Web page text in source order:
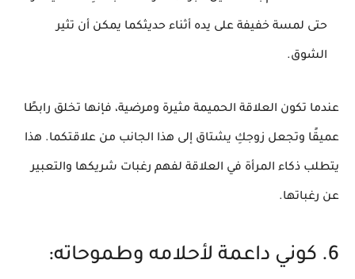
حتى لمسة خفيفة على يده أثناء حديثكما يمكن أن تثير
الشوق.
عندما تكون العلاقة الحميمة مثيرة ومرضية، فإنها تخلق رابطًا
عميقًا وتجعل زوجكِ يشتاق إلى هذا الجانب من علاقتكما. هذا
يتطلب ذكاء المرأة في العلاقة لفهم رغبات شريكها والتعبير
عن رغباتها.
6. كوني داعمة لأحلامه وطموحاته: